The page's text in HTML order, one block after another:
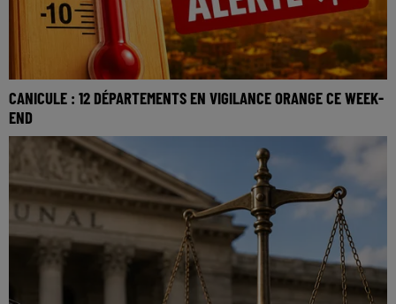
CANICULE : 12 DÉPARTEMENTS EN VIGILANCE ORANGE CE WEEK-
END